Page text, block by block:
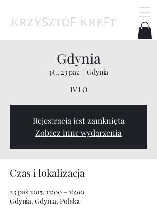
ᴋʀᴢʏꜱᴢᴛᴏꜰ ᴋʀᴇꜰᴛ
Gdynia
pt., 23 paź
  |
Gdynia
IV LO
Rejestracja jest zamknięta
Zobacz inne wydarzenia
Czas i lokalizacja
23 paź 2015, 12:00 – 16:00
Gdynia, Gdynia, Polska